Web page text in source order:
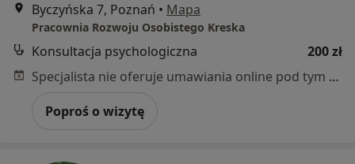
Byczyńska 7, Poznań • Mapa
Pracownia Rozwoju Osobistego Kreska
Konsultacja psychologiczna
200 zł
Specjalista nie oferuje umawiania online pod tym adresem.
Poproś o wizytę